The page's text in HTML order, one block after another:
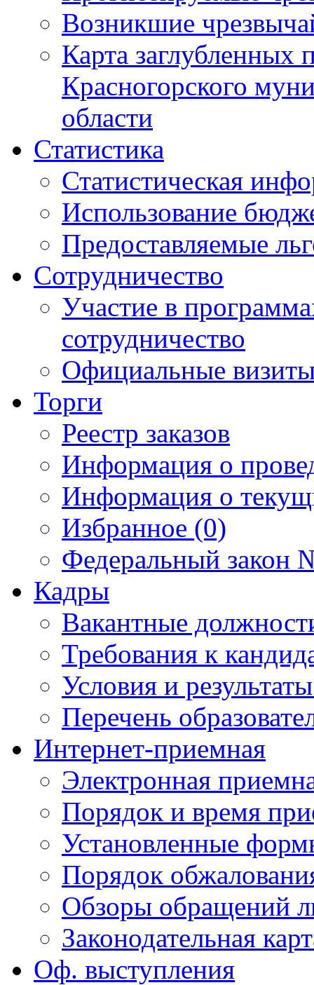
Возникшие
Карта
Красногорского
области
Статистика
Статистическая
Использование
Предоставляемые
Сотрудничество
Участие в
сотрудничество
Официальные
Торги
Реестр заказов
Информация о
Информация о
Избранное (0)
Федеральный закон
Кадры
Вакантные
Требования к
Условия и
Перечень
Интернет-приемная
Электронная
Порядок и время
Установленные
Порядок
Обзоры обращений
Законодательная
Оф. выступления